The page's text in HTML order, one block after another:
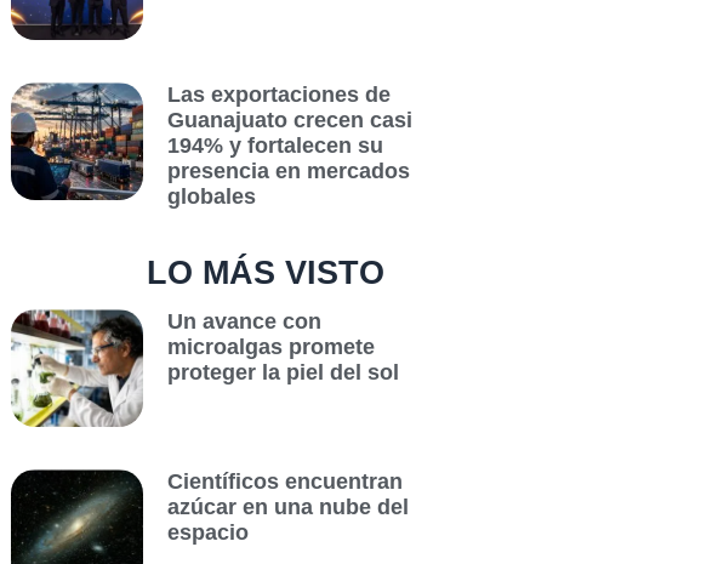
Las exportaciones de
Guanajuato crecen casi
194% y fortalecen su
presencia en mercados
globales
LO MÁS VISTO
Un avance con
microalgas promete
proteger la piel del sol
Científicos encuentran
azúcar en una nube del
espacio